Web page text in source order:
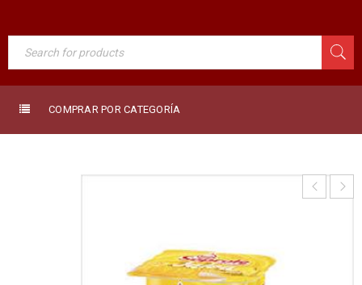
COMPRAR POR CATEGORÍA